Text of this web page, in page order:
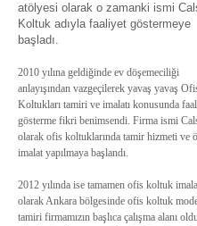
atölyesi olarak o zamanki ismi
Koltuk adıyla faaliyet göstermeye
başladı.
2010 yılına geldiğinde ev döşemeciliği
anlayışından vazgeçilerek yavaş yavaş
Koltukları tamiri ve imalatı konusunda
gösterme fikri benimsendi. Firma ismi
olarak ofis koltuklarında tamir hizmeti ve
imalat yapılmaya başlandı.
2012 yılında ise tamamen ofis koltuk
olarak Ankara bölgesinde ofis koltuk
tamiri firmamızın başlıca çalışma alanı